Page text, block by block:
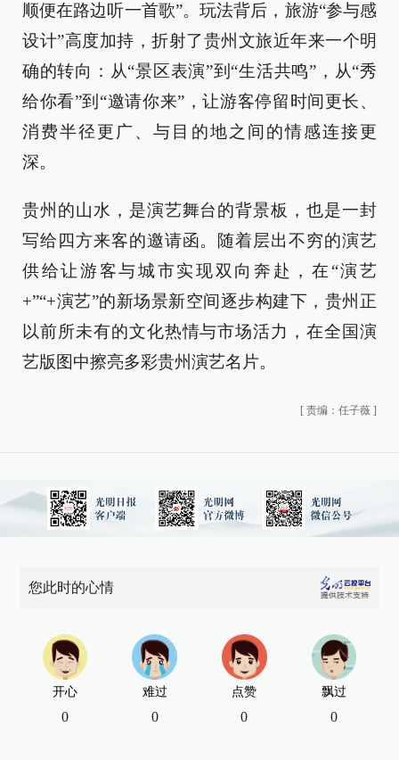
顺便在路边听一首歌”。玩法背后，旅游“参与感
设计”高度加持，折射了贵州文旅近年来一个明
确的转向：从“景区表演”到“生活共鸣”，从“秀
给你看”到“邀请你来”，让游客停留时间更长、
消费半径更广、与目的地之间的情感连接更
深。
贵州的山水，是演艺舞台的背景板，也是一封
写给四方来客的邀请函。随着层出不穷的演艺
供给让游客与城市实现双向奔赴，在“演艺
+”“+演艺”的新场景新空间逐步构建下，贵州正
以前所未有的文化热情与市场活力，在全国演
艺版图中擦亮多彩贵州演艺名片。
[ 责编：任子薇 ]
您此时的心情
开心
0
难过
0
点赞
0
飘过
0